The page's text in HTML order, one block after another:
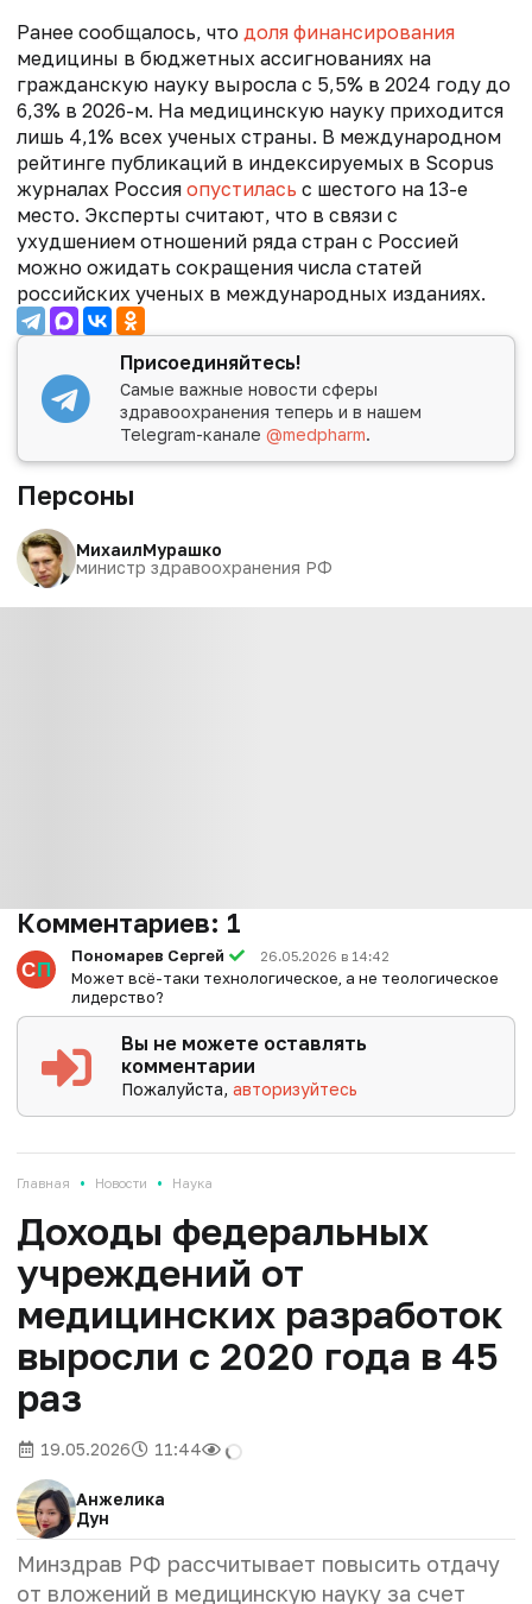
Ранее сообщалось, что доля финансирования
медицины в бюджетных ассигнованиях на
гражданскую науку выросла с 5,5% в 2024 году до
6,3% в 2026-м. На медицинскую науку приходится
лишь 4,1% всех ученых страны. В международном
рейтинге публикаций в индексируемых в Scopus
журналах Россия опустилась с шестого на 13-е
место. Эксперты считают, что в связи с
ухудшением отношений ряда стран с Россией
можно ожидать сокращения числа статей
российских ученых в международных изданиях.
Присоединяйтесь!
Самые важные новости сферы
здравоохранения теперь и в нашем
Telegram-канале@medpharm.
Персоны
МихаилМурашко
министр здравоохранения РФ
Комментариев: 1
Пономарев Сергей 26.05.2026 в 14:42
Может всё-таки технологическое, а не теологическое
лидерство?
Вы не можете оставлять
комментарии
Пожалуйста,авторизуйтесь
Главная • Новости • Наука
Доходы федеральных
учреждений от
медицинских разработок
выросли с 2020 года в 45
раз
19.05.2026 11:44
Анжелика
Дун
Минздрав РФ рассчитывает повысить отдачу
от вложений в медицинскую науку за счет